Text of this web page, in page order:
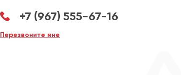
+7 (967) 555-67-16
Перезвоните мне